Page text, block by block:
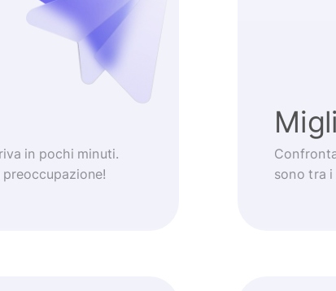
in pochi minuti.
sono tra